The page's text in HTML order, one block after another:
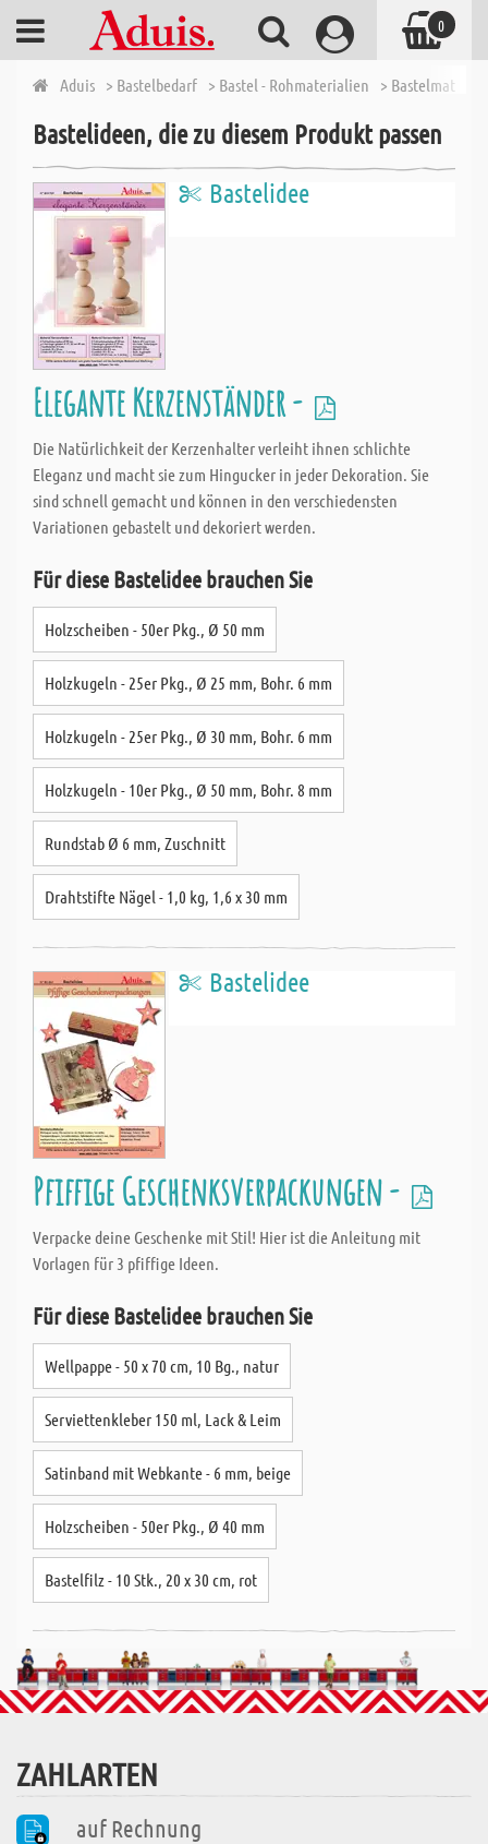
Aduis > Bastelbedarf > Bastel - Rohmaterialien >
Bastelideen, die zu diesem Produkt passen
Bastelidee
Elegante Kerzenständer -
Die Natürlichkeit der Kerzenhalter verleiht ihnen schlichte
Eleganz und macht sie zum Hingucker in jeder Dekoration. Sie
sind schnell gemacht und können in den verschiedensten
Variationen gebastelt und dekoriert werden.
Für diese Bastelidee brauchen Sie
Holzscheiben - 50er Pkg., Ø 50 mm
Holzkugeln - 25er Pkg., Ø 25 mm, Bohr. 6 mm
Holzkugeln - 25er Pkg., Ø 30 mm, Bohr. 6 mm
Holzkugeln - 10er Pkg., Ø 50 mm, Bohr. 8 mm
Rundstab Ø 6 mm, Zuschnitt
Drahtstifte Nägel - 1,0 kg, 1,6 x 30 mm
Bastelidee
Pfiffige Geschenksverpackungen -
Verpacke deine Geschenke mit Stil! Hier ist die Anleitung mit
Vorlagen für 3 pfiffige Ideen.
Für diese Bastelidee brauchen Sie
Wellpappe - 50 x 70 cm, 10 Bg., natur
Serviettenkleber 150 ml, Lack & Leim
Satinband mit Webkante - 6 mm, beige
Holzscheiben - 50er Pkg., Ø 40 mm
Bastelfilz - 10 Stk., 20 x 30 cm, rot
ZAHLARTEN
auf Rechnung
0